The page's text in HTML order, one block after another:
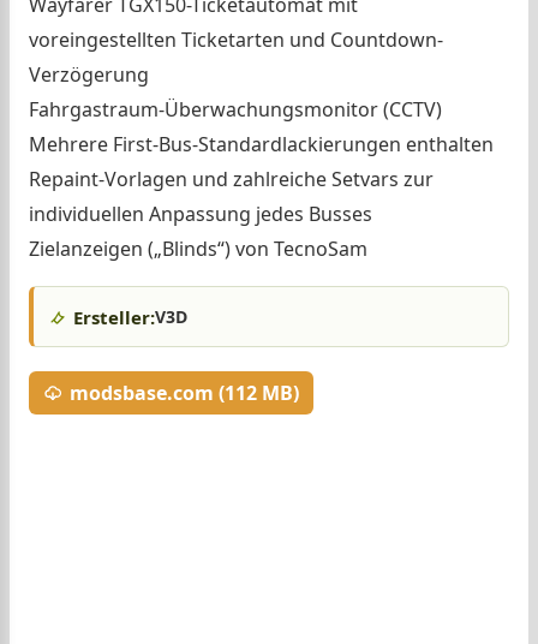
voreingestellten Ticketarten und Countdown-
Verzögerung
Fahrgastraum-Überwachungsmonitor (CCTV)
Mehrere First-Bus-Standardlackierungen enthalten
Repaint-Vorlagen und zahlreiche Setvars zur
individuellen Anpassung jedes Busses
Zielanzeigen („Blinds“) von TecnoSam
Ersteller:V3D
modsbase.com (112 MB)